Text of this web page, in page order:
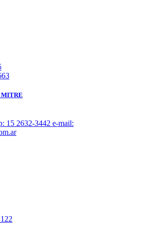
MITRE
15 2632-3442 e-mail: